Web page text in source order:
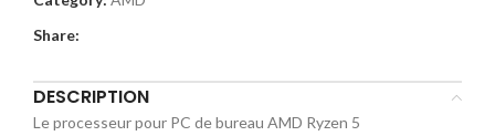
Share:
DESCRIPTION
Le processeur pour PC de bureau AMD Ryzen 5